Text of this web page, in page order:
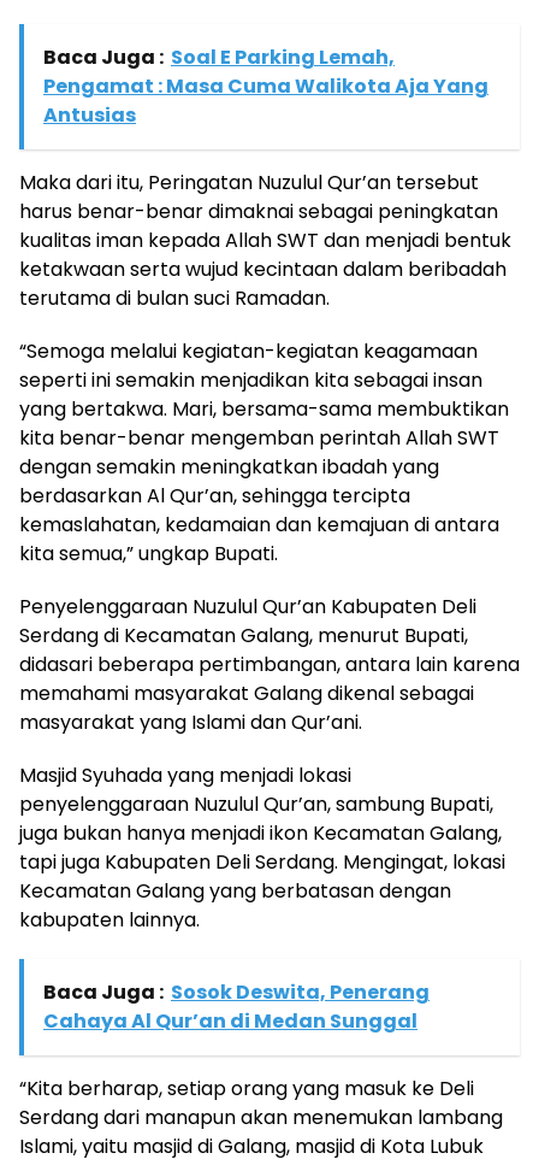
Baca Juga : Soal E Parking Lemah,
Pengamat : Masa Cuma Walikota Aja Yang
Antusias
Maka dari itu, Peringatan Nuzulul Qur’an tersebut
harus benar-benar dimaknai sebagai peningkatan
kualitas iman kepada Allah SWT dan menjadi bentuk
ketakwaan serta wujud kecintaan dalam beribadah
terutama di bulan suci Ramadan.
“Semoga melalui kegiatan-kegiatan keagamaan
seperti ini semakin menjadikan kita sebagai insan
yang bertakwa. Mari, bersama-sama membuktikan
kita benar-benar mengemban perintah Allah SWT
dengan semakin meningkatkan ibadah yang
berdasarkan Al Qur’an, sehingga tercipta
kemaslahatan, kedamaian dan kemajuan di antara
kita semua,” ungkap Bupati.
Penyelenggaraan Nuzulul Qur’an Kabupaten Deli
Serdang di Kecamatan Galang, menurut Bupati,
didasari beberapa pertimbangan, antara lain karena
memahami masyarakat Galang dikenal sebagai
masyarakat yang Islami dan Qur’ani.
Masjid Syuhada yang menjadi lokasi
penyelenggaraan Nuzulul Qur’an, sambung Bupati,
juga bukan hanya menjadi ikon Kecamatan Galang,
tapi juga Kabupaten Deli Serdang. Mengingat, lokasi
Kecamatan Galang yang berbatasan dengan
kabupaten lainnya.
Baca Juga : Sosok Deswita, Penerang
Cahaya Al Qur’an di Medan Sunggal
“Kita berharap, setiap orang yang masuk ke Deli
Serdang dari manapun akan menemukan lambang
Islami, yaitu masjid di Galang, masjid di Kota Lubuk